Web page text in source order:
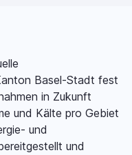
Basel-Stadt fest
in Zukunft
und Kälte pro Gebiet
und
und